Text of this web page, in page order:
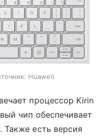
Huawei
процессор Kirin
чип обеспечивает
есть версия